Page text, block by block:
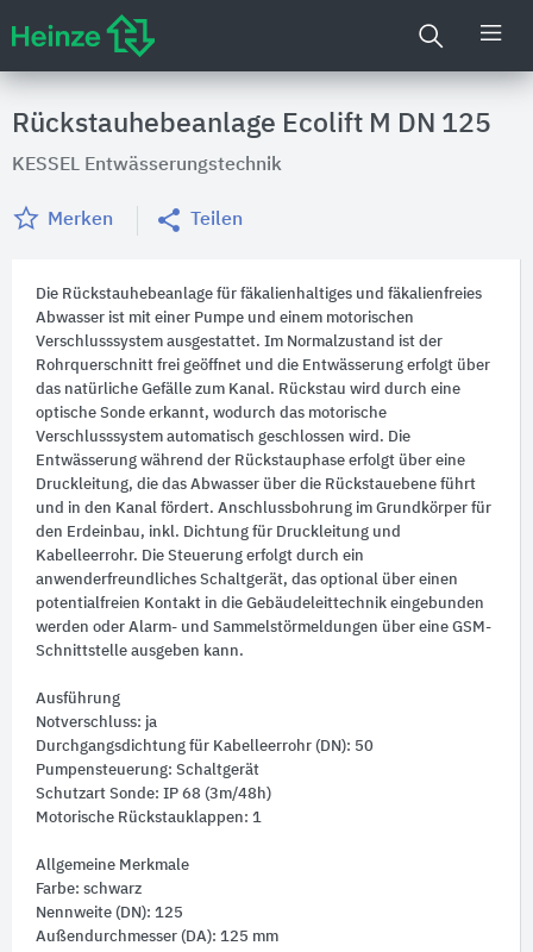
Rückstauhebeanlage Ecolift M DN 125
KESSEL Entwässerungstechnik
Merken Teilen
Die Rückstauhebeanlage für fäkalienhaltiges und fäkalienfreies
Abwasser ist mit einer Pumpe und einem motorischen
Verschlusssystem ausgestattet. Im Normalzustand ist der
Rohrquerschnitt frei geöffnet und die Entwässerung erfolgt über
das natürliche Gefälle zum Kanal. Rückstau wird durch eine
optische Sonde erkannt, wodurch das motorische
Verschlusssystem automatisch geschlossen wird. Die
Entwässerung während der Rückstauphase erfolgt über eine
Druckleitung, die das Abwasser über die Rückstauebene führt
und in den Kanal fördert. Anschlussbohrung im Grundkörper für
den Erdeinbau, inkl. Dichtung für Druckleitung und
Kabelleerrohr. Die Steuerung erfolgt durch ein
anwenderfreundliches Schaltgerät, das optional über einen
potentialfreien Kontakt in die Gebäudeleittechnik eingebunden
werden oder Alarm- und Sammelstörmeldungen über eine GSM-
Schnittstelle ausgeben kann.
Ausführung
Notverschluss: ja
Durchgangsdichtung für Kabelleerrohr (DN): 50
Pumpensteuerung: Schaltgerät
Schutzart Sonde: IP 68 (3m/48h)
Motorische Rückstauklappen: 1
Allgemeine Merkmale
Farbe: schwarz
Nennweite (DN): 125
Außendurchmesser (DA): 125 mm